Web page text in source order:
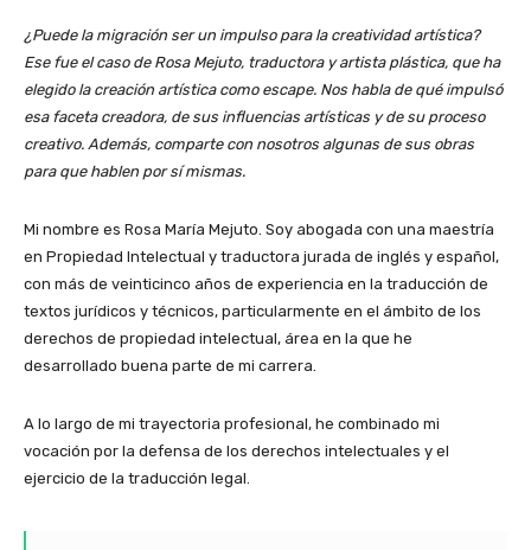
¿Puede la migración ser un impulso para la creatividad artística?
Ese fue el caso de Rosa Mejuto, traductora y artista plástica, que ha
elegido la creación artística como escape. Nos habla de qué impulsó
esa faceta creadora, de sus influencias artísticas y de su proceso
creativo. Además, comparte con nosotros algunas de sus obras
para que hablen por sí mismas.
Mi nombre es Rosa María Mejuto. Soy abogada con una maestría
en Propiedad Intelectual y traductora jurada de inglés y español,
con más de veinticinco años de experiencia en la traducción de
textos jurídicos y técnicos, particularmente en el ámbito de los
derechos de propiedad intelectual, área en la que he
desarrollado buena parte de mi carrera.
A lo largo de mi trayectoria profesional, he combinado mi
vocación por la defensa de los derechos intelectuales y el
ejercicio de la traducción legal.